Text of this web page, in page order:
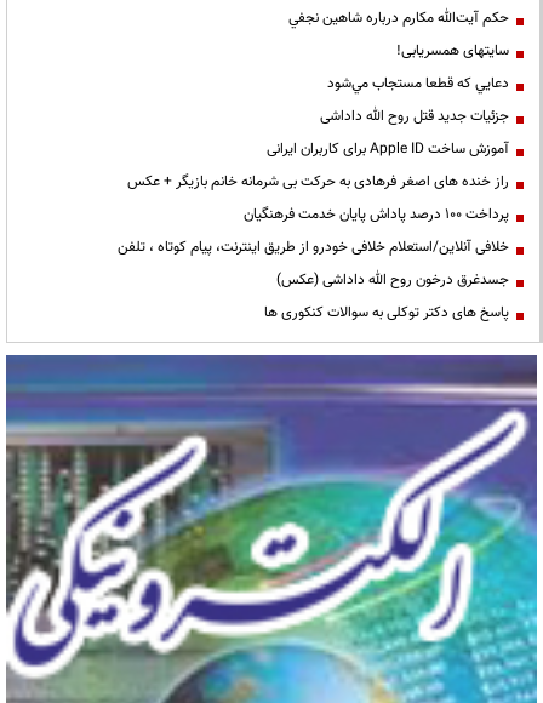
حكم آيت‌الله مكارم درباره شاهين نجفي
سایتهای همسریابی!
دعايي كه قطعا مستجاب مي‌شود
جزئیات جدید قتل روح الله داداشی
آموزش ساخت Apple ID برای کاربران ایرانی
راز خنده های اصغر فرهادی به حرکت بی شرمانه خانم بازیگر + عکس
پرداخت ۱۰۰ درصد پاداش پایان خدمت فرهنگیان
خلافی آنلاین/استعلام خلافی خودرو از طریق اینترنت، پیام کوتاه ، تلفن
جسدغرق درخون روح الله داداشی (عکس)
پاسخ های دکتر توکلی به سوالات کنکوری ها